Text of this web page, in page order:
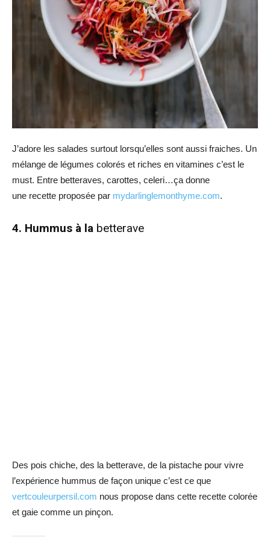
J’adore les salades surtout lorsqu’elles sont aussi fraiches. Un
mélange de légumes colorés et riches en vitamines c’est le
must. Entre betteraves, carottes, celeri…ça donne
une recette proposée par mydarlinglemonthyme.com.
4. Hummus à la betterave
Des pois chiche, des la betterave, de la pistache pour vivre
l’expérience hummus de façon unique c’est ce que
vertcouleurpersil.com nous propose dans cette recette colorée
et gaie comme un pinçon.